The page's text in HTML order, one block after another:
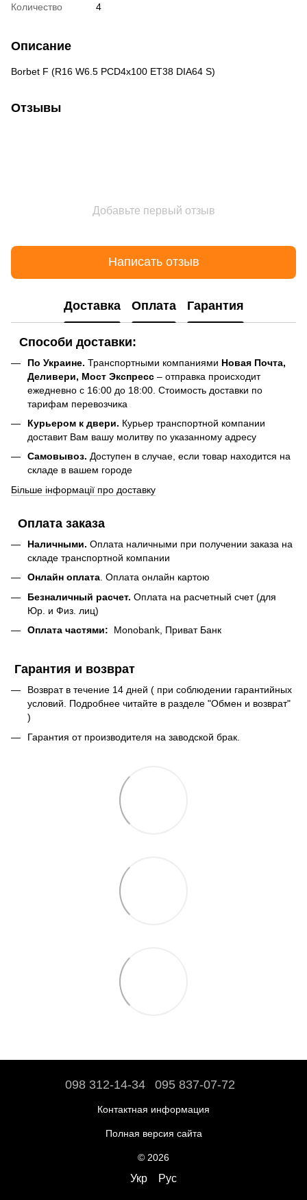
Количество
4
Описание
Borbet F (R16 W6.5 PCD4x100 ET38 DIA64 S)
Отзывы
Добавьте первый отзыв
Написать отзыв
Доставка Оплата Гарантия
Способи доставки:
По Украине. Транспортными компаниями Новая Почта,
Деливери, Мост Экспресс – отправка происходит
ежедневно с 16:00 до 18:00. Стоимость доставки по
тарифам перевозчика
Курьером к двери. Курьер транспортной компании
доставит Вам вашу молитву по указанному адресу
Самовывоз. Доступен в случае, если товар находится на
складе в вашем городе
Більше інформації про доставку
Оплата заказа
Наличными. Оплата наличными при получении заказа на
складе транспортной компании
Онлайн оплата . Оплата онлайн картою
Безналичный расчет. Оплата на расчетный счет (для
Юр. и Физ. лиц)
Оплата частями: Monobank, Приват Банк
Гарантия и возврат
Возврат в течение 14 дней ( при соблюдении гарантийных
условий. Подробнее читайте в разделе "Обмен и возврат"
)
Гарантия от производителя на заводской брак.
098 312-14-34 095 837-07-72
Контактная информация
Полная версия сайта
© 2026
Укр Рус